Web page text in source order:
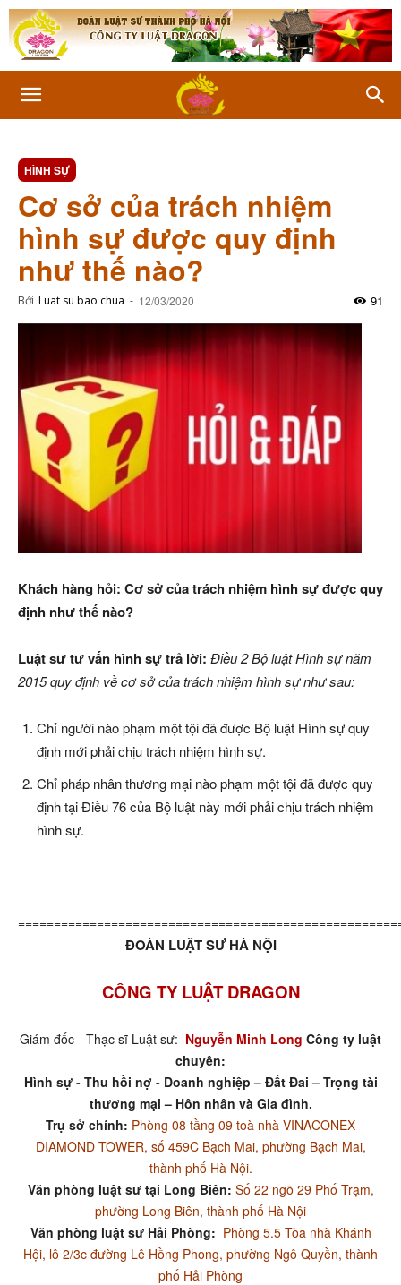
HÌNH SỰ
Cơ sở của trách nhiệm
hình sự được quy định
như thế nào?
Bởi Luat su bao chua - 12/03/2020 91
Khách hàng hỏi: Cơ sở của trách nhiệm hình sựđược quy
định như thế nào?
Luật sư tư vấn hình sự trả lời: Điều2Bộ luật Hình sự năm
2015quy định vềcơ sở của trách nhiệm hình sự như sau:
Chỉ người nào phạm một tội đã được Bộ luật Hình sự quy
định mới phải chịu trách nhiệm hình sự.
Chỉ pháp nhân thương mại nào phạm một tội đã được quy
định tại Điều 76 của Bộ luật này mới phải chịu trách nhiệm
hình sự.
ĐOÀN LUẬT SƯ HÀ NỘI
CÔNG TY LUẬT DRAGON
Giám đốc - Thạc sĩ Luật sư: Nguyễn Minh Long Công ty luật
chuyên:
Hình sự - Thu hồi nợ - Doanh nghiệp – Đất Đai – Trọng tài
thương mại – Hôn nhân và Gia đình.
Trụ sở chính: Phòng 08 tầng 09 toà nhà VINACONEX
DIAMOND TOWER, số 459C Bạch Mai, phường Bạch Mai,
thành phố Hà Nội.
Văn phòng luật sư tại Long Biên: Số 22 ngõ 29 Phố Trạm,
phường Long Biên, thành phố Hà Nội
Văn phòng luật sư Hải Phòng: Phòng 5.5 Tòa nhà Khánh
Hội, lô 2/3c đường Lê Hồng Phong, phường Ngô Quyền, thành
phố Hải Phòng